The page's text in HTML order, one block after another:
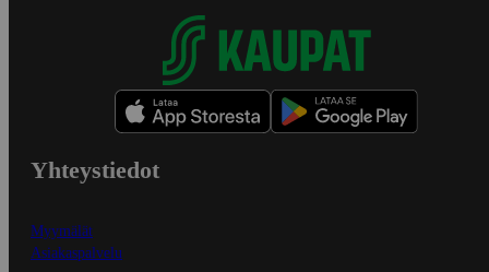
Yhteystiedot
Myymälät
Asiakaspalvelu